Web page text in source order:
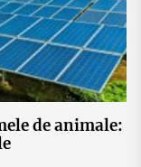
de animale: